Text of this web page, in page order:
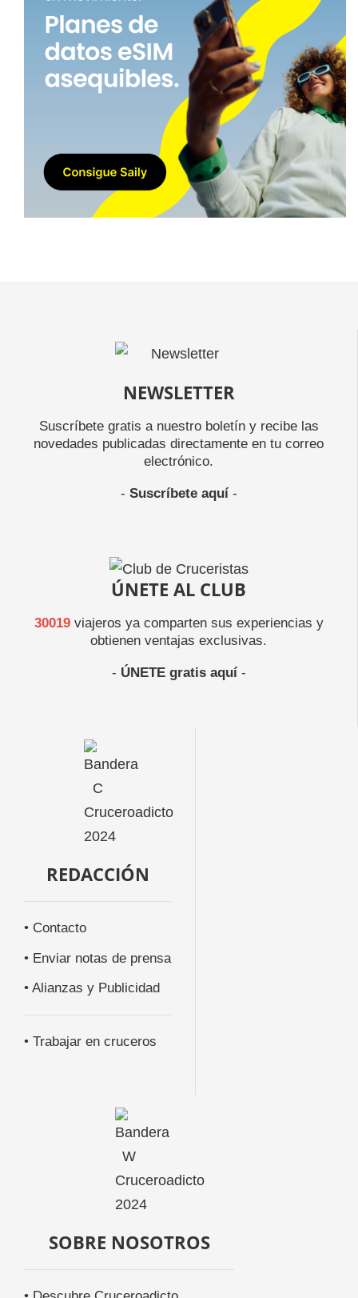
NEWSLETTER
Suscríbete gratis a nuestro boletín y recibe las
novedades publicadas directamente en tu correo
electrónico.
- Suscríbete aquí-
ÚNETE AL CLUB
30019viajeros ya comparten sus experiencias y
obtienen ventajas exclusivas.
- ÚNETE gratis aquí-
REDACCIÓN
• Contacto
• Enviar notas de prensa
• Alianzas y Publicidad
• Trabajar en cruceros
SOBRE NOSOTROS